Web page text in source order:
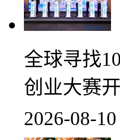
全球寻找
创业大赛
2026-08-